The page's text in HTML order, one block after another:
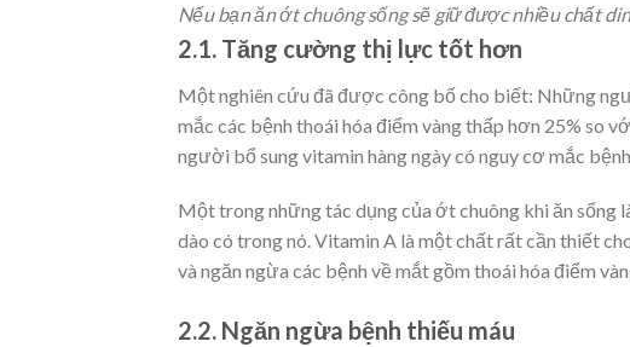
Nếu bạn ăn ớt chuông sống sẽ giữ được nhiều chất
2.1. Tăng cường thị lực tốt hơn
Một nghiên cứu đã được công bố cho biết: Những
mắc các bệnh thoái hóa điểm vàng thấp hơn 25% so
người bổ sung vitamin hàng ngày có nguy cơ mắc
Một trong những tác dụng của ớt chuông khi ăn
dào có trong nó. Vitamin A là một chất rất cần thiết
và ngăn ngừa các bệnh về mắt gồm thoái hóa điểm
2.2. Ngăn ngừa bệnh thiếu máu